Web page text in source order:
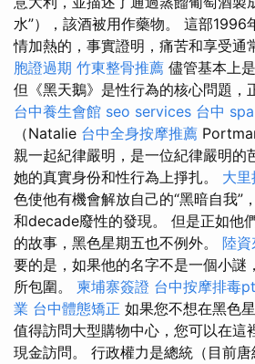
水”），該酒被用作藥物。 這部1996
情加熱的，事實證明，痛苦和享受通
胞證過期 竹東整骨推薦 儘管基本上
但《黑天鵝》是性行為的核心問題，
台中養生會館 seo services 台中 spa
（Natalie 台中全身按摩推薦
親一起紀律嚴明，是一位紀律嚴明的
她的真實身份和性行為上掙扎。 大
色使他有機會解放自己的“黑暗自我”
和decade廢性的發現。 但是正如他
的故事，黑色星期五也不例外。 陸資
要的是，如果他的名字不是一個小謎
所包圍。 柬埔寨簽證 台中按摩排毒
業 台中體態矯正 如果您不想在黑色
值得訪問大型購物中心，您可以在這
現金訪問。 行政權力是總統（目前唐